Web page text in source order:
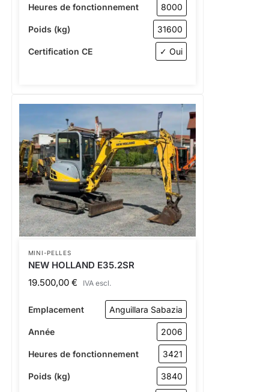
Heures de fonctionnement 8000
Poids (kg) 31600
Certification CE ✓ Oui
MINI-PELLES
NEW HOLLAND E35.2SR
19.500,00 € IVA escl.
Emplacement Anguillara Sabazia
Année 2006
Heures de fonctionnement 3421
Poids (kg) 3840